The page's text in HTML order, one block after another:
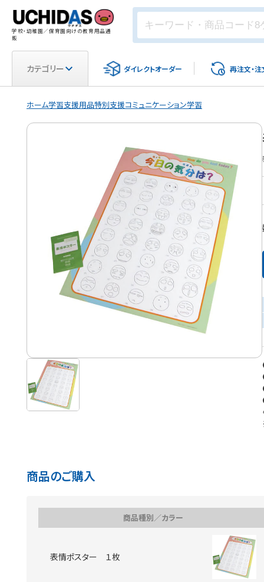
学校・幼稚園／保育園向けの教育用品通
販
カテゴリー ダイレクトオーダー 再注文・注
ホーム学習支援用品特別支援コミュニケーション学習
商品のご購入
商品種別／カラー
表情ポスター １枚